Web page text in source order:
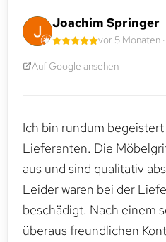
Joachim Springer
vor 5 Monaten
Auf Google ansehen
Ich bin rundum
Lieferanten. Die
aus und sind qualitativ
Leider waren bei der
beschädigt. Nach einem
überaus freundlichen